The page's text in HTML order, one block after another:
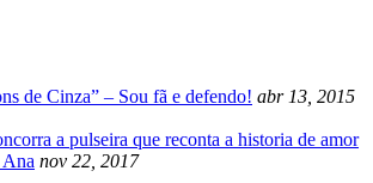
de Cinza” – Sou fã e defendo! abr 13, 2015
a pulseira que reconta a historia de amor
nov 22, 2017